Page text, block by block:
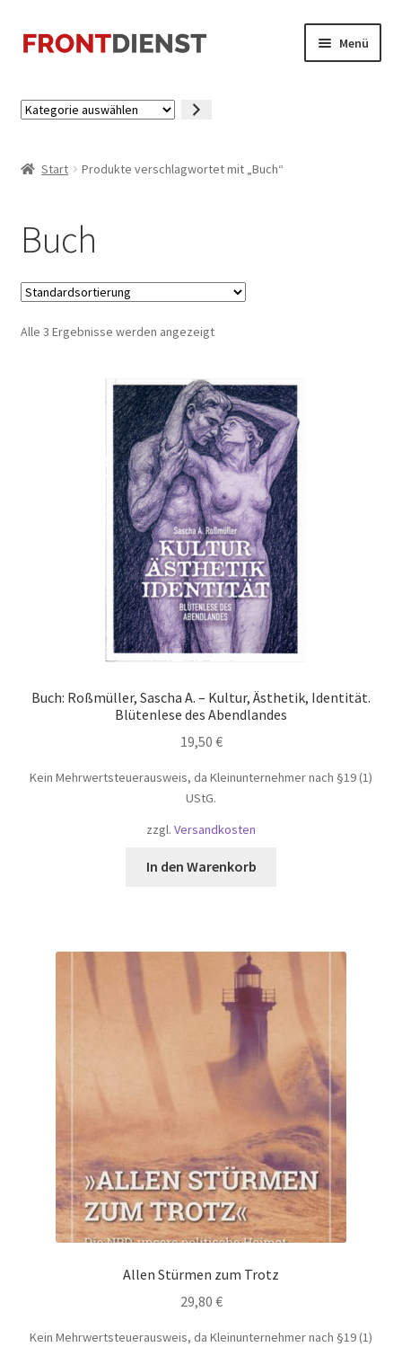
Zur
Navigation
Zum
Inhalt
Menü
Kategorie
Start Produkte verschlagwortet mit „Buch“
Buch
Alle 3 Ergebnisse werden angezeigt
Buch: Roßmüller, Sascha A. – Kultur, Ästhetik, Identität.
Blütenlese des Abendlandes
19,50 €
Kein Mehrwertsteuerausweis, da Kleinunternehmer nach §19 (1)
UStG.
zzgl. Versandkosten
In den Warenkorb
Allen Stürmen zum Trotz
29,80 €
Kein Mehrwertsteuerausweis, da Kleinunternehmer nach §19 (1)